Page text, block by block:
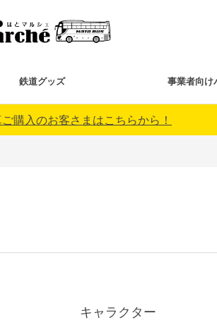
鉄道グッズ 事業者向け
購入のお客さまはこちらから！
キャラクター